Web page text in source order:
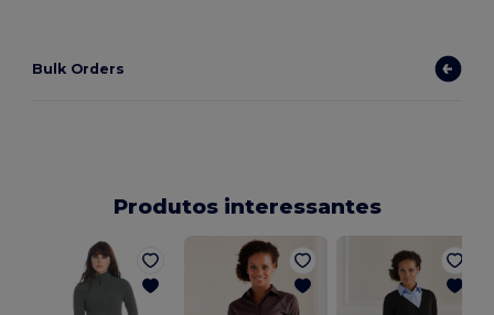
Bulk Orders
Produtos interessantes